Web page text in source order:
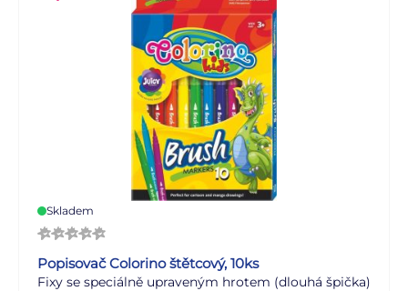
Skladem
Popisovač Colorino štětcový, 10ks
Fixy se speciálně upraveným hrotem (dlouhá špička)